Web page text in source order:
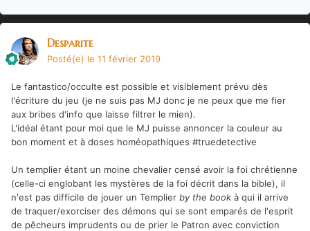
Desparite
Posté(e) le 11 février 2019
Le fantastico/occulte est possible et visiblement prévu dès
l'écriture du jeu (je ne suis pas MJ donc je ne peux que me fier
aux bribes d'info que laisse filtrer le mien).
L'idéal étant pour moi que le MJ puisse annoncer la couleur au
bon moment et à doses homéopathiques #truedetective
Un templier étant un moine chevalier censé avoir la foi chrétienne
(celle-ci englobant les mystères de la foi décrit dans la bible), il
n'est pas difficile de jouer un Templier by the book à qui il arrive
de traquer/exorciser des démons qui se sont emparés de l'esprit
de pêcheurs imprudents ou de prier le Patron avec conviction